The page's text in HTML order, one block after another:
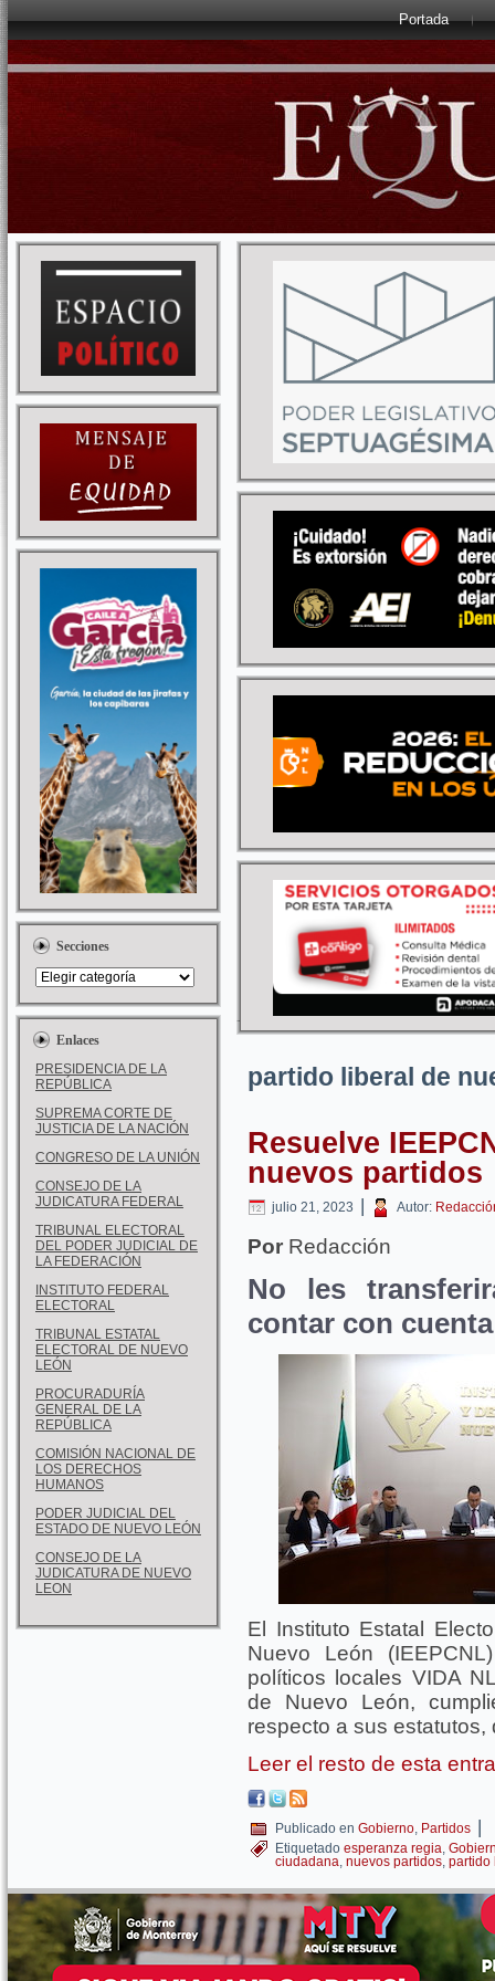
Portada
Secciones
Enlaces
PRESIDENCIA DE LA
REPÚBLICA
SUPREMA CORTE DE
JUSTICIA DE LA NACIÓN
CONGRESO DE LA UNIÓN
CONSEJO DE LA
JUDICATURA FEDERAL
TRIBUNAL ELECTORAL
DEL PODER JUDICIAL DE
LA FEDERACIÓN
INSTITUTO FEDERAL
ELECTORAL
TRIBUNAL ESTATAL
ELECTORAL DE NUEVO
LEÓN
PROCURADURÍA
GENERAL DE LA
REPÚBLICA
COMISIÓN NACIONAL DE
LOS DERECHOS
HUMANOS
PODER JUDICIAL DEL
ESTADO DE NUEVO LEÓN
CONSEJO DE LA
JUDICATURA DE NUEVO
LEON
partido liberal de
Resuelve
nuevos partidos
julio 21, 2023 | Autor:
Por Redacción
No les
contar con
El Instituto Estatal
Nuevo León
políticos locales VIDA
de Nuevo León,
respecto a sus
Leer el resto de esta
Publicado en Gobierno, Partidos |
Etiquetado esperanza regia,
ciudadana, nuevos partidos, partido